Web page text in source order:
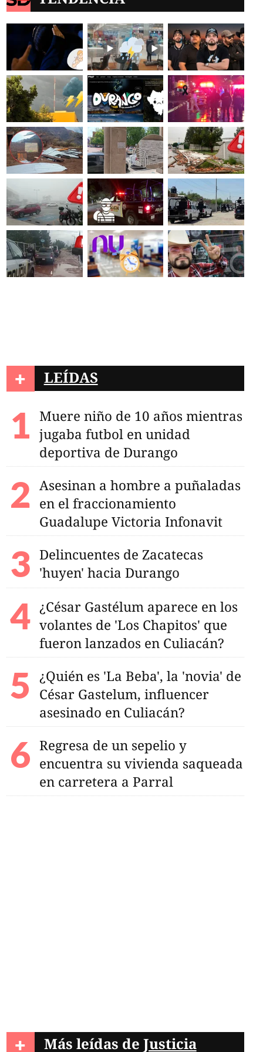
mujer
en carretera de
+ LEÍDAS
Muere niño de 10 años mientras
jugaba futbol en unidad
deportiva de Durango
Asesinan a hombre a puñaladas
en el fraccionamiento
Guadalupe Victoria Infonavit
Delincuentes de Zacatecas
'huyen' hacia Durango
¿César Gastélum aparece en los
volantes de 'Los Chapitos' que
fueron lanzados en Culiacán?
¿Quién es 'La Beba', la 'novia' de
César Gastelum, influencer
asesinado en Culiacán?
Regresa de un sepelio y
encuentra su vivienda saqueada
en carretera a Parral
+ Más leídas de Justicia